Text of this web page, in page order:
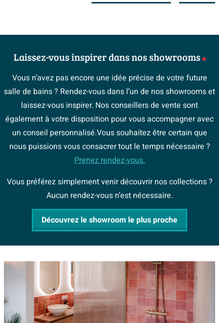
PVD
Laissez-vous inspirer dans nos showrooms
Vous n’avez pas encore une idée précise de votre future
salle de bains ? Rendez-vous dans l’un de nos showrooms et
laissez-vous inspirer. Nos conseillers de vente sont
également à votre disposition pour vous accompagner avec
un conseil personnalisé.Vous souhaitez être certain que
nous puissions vous consacrer tout le temps nécessaire ?
Prenez rendez-vous.
Vous préférez simplement venir découvrir nos collections ?
Aucun rendez-vous n’est nécessaire.
Découvrez le showroom le plus proche